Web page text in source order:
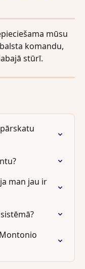
mūsu
komandu,
stūrī.
man jau ir